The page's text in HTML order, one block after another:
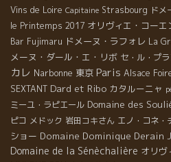
Vins de Loire Capitaine Strasbourg ドメ
le Printemps 2017 オリヴィエ・コーエ
Bar Fujimaru ドメーヌ・ラフォレ La
メーヌ・ダール・エ・リボ セ・ル・プ
カレ Narbonne 東京 Paris Alsace
SEXTANT Dard et Ribo カタルーニャ
ミーユ・ラピエール Domaine des
ピコ メドック 岩田コキさん エノ・コネ・
ショー Domaine Dominique Derain
Domaine de la Sénèchalière オリヴ